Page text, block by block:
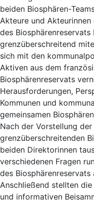
beiden Biosphären-
Akteure und
des
grenzüberschreitend
sich mit den
Aktiven aus dem
Biosphärenreservats
Herausforderungen,
Kommunen und
gemeinsamen
Nach der Vorstellung
grenzüberschreitenden
beiden Direktorinnen
verschiedenen Fragen
des Biosphärenreservats
Anschließend stellten
und informativen